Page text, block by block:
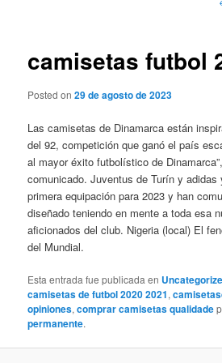
camisetas futbol
Posted on29 de agosto de 2023
Las camisetas de Dinamarca están
del 92, competición que ganó el país
al mayor éxito futbolístico de
comunicado. Juventus de Turín y adidas
primera equipación para 2023 y han
diseñado teniendo en mente a toda esa
aficionados del club. Nigeria (local) El
del Mundial.
Esta entrada fue publicada en
camisetas de futbol 2020 2021,
opiniones,comprar camisetas qualidade
permanente.